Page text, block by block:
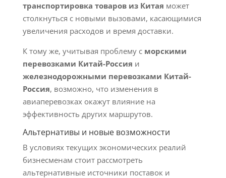
транспортировка товаров из Китая может
столкнуться с новыми вызовами, касающимися
увеличения расходов и время доставки.
К тому же, учитывая проблему с морскими
перевозками Китай-Россия и
железнодорожными перевозками Китай-
Россия, возможно, что изменения в
авиаперевозках окажут влияние на
эффективность других маршрутов.
Альтернативы и новые возможности
В условиях текущих экономических реалий
бизнесменам стоит рассмотреть
альтернативные источники поставок и